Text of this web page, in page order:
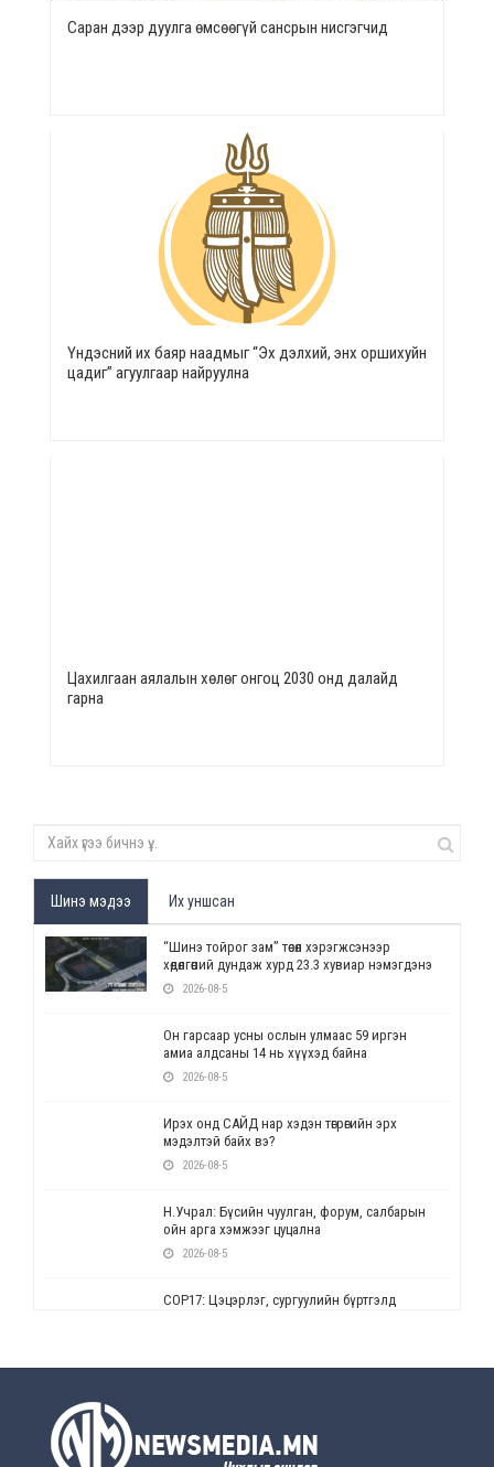
Саран дээр дуулга өмсөөгүй сансрын нисгэгчид
Үндэсний их баяр наадмыг “Эх дэлхий, энх оршихуйн
цадиг” агуулгаар найруулна
Цахилгаан аялалын хөлөг онгоц 2030 онд далайд
гарна
Шинэ мэдээ Их уншсан
“Шинэ тойрог зам” төсөл хэрэгжсэнээр
хөдөлгөөний дундаж хурд 23.3 хувиар нэмэгдэнэ
2026-08-5
Он гарсаар усны ослын улмаас 59 иргэн
амиа алдсаны 14 нь хүүхэд байна
2026-08-5
Ирэх онд САЙД нар хэдэн төгрөгийн эрх
мэдэлтэй байх вэ?
2026-08-5
Н.Учрал: Бүсийн чуулган, форум, салбарын
ойн арга хэмжээг цуцална
2026-08-5
СОР17: Цэцэрлэг, сургуулийн бүртгэлд
2026-08-5